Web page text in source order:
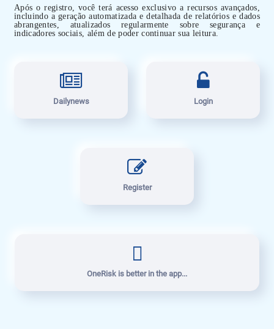
Após o registro, você terá acesso exclusivo a recursos avançados,
incluindo a geração automatizada e detalhada de relatórios e dados
abrangentes, atualizados regularmente sobre segurança e
indicadores sociais, além de poder continuar sua leitura.
Dailynews Login
Register
OneRisk is better in the app...